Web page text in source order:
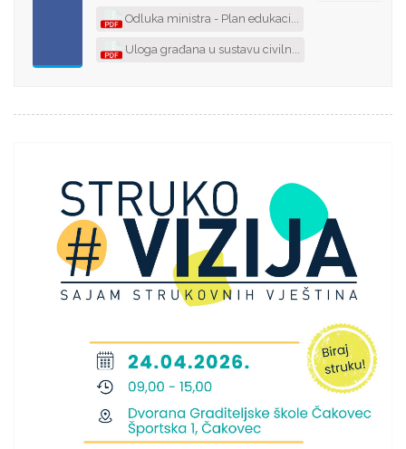
Odluka ministra - Plan edukaci...
Uloga građana u sustavu civiln...